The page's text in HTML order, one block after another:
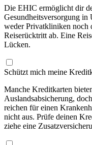
Die EHIC ermöglicht dir
Gesundheitsversorgung
weder Privatkliniken noch
Reiserücktritt ab. Eine
Lücken.
Schützt mich meine
Manche Kreditkarten
Auslandsabsicherung,
reichen für einen
nicht aus. Prüfe deinen
ziehe eine